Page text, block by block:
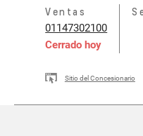
Ventas
01147302100
Cerrado hoy
Sitio del Concesionario